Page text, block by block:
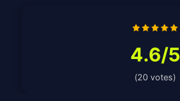
4.6/5
(20 votes)